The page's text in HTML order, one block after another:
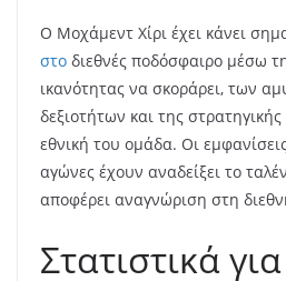
Ο Μοχάμεντ Χίρι έχει κάνει
στο διεθνές ποδόσφαιρο μέσω
ικανότητας να σκοράρει, των
δεξιοτήτων και της
εθνική του ομάδα. Οι
αγώνες έχουν αναδείξει το
αποφέρει αναγνώριση στη
Στατιστικά